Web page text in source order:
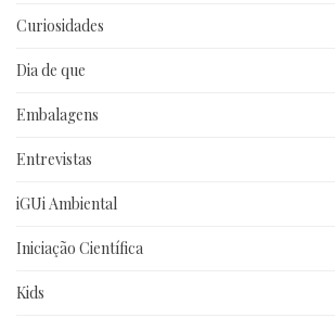
Curiosidades
Dia de que
Embalagens
Entrevistas
iGUi Ambiental
Iniciação Científica
Kids